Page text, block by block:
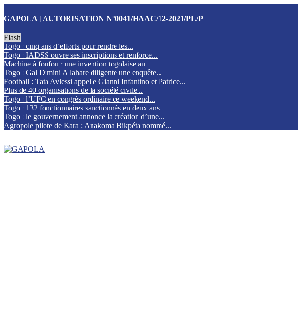
GAPOLA | AUTORISATION N°0041/HAAC/12-2021/PL/P
Flash
Togo : cinq ans d’efforts pour rendre les...
Togo : IADSS ouvre ses inscriptions et renforce...
Machine à foufou : une invention togolaise au...
Togo : Gal Dimini Allahare diligente une enquête...
Football : Tata Avlessi appelle Gianni Infantino et Patrice...
Plus de 40 organisations de la société civile...
Togo : l’UFC en congrès ordinaire ce weekend...
Togo : 132 fonctionnaires sanctionnés en deux ans
Togo : le gouvernement annonce la création d’une...
Agropole pilote de Kara : Anakoma Bikpéta nommé...